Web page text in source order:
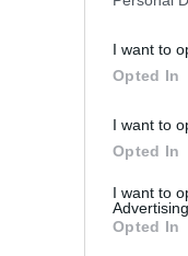
I want to
Opted In
I want to
Opted In
I want to
Advertising.
Opted In